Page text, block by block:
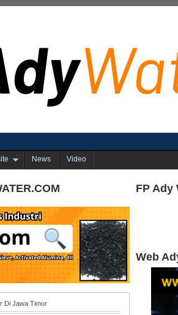
News Video
Di Jawa Timur
FP Ady
Web